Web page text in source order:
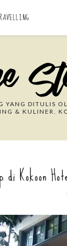
Search This
YANG DITULIS
& KULINER.
di Kokoon